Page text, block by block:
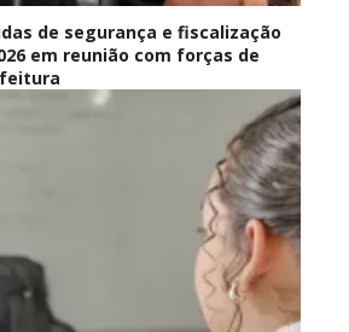
de segurança e fiscalização
em reunião com forças de